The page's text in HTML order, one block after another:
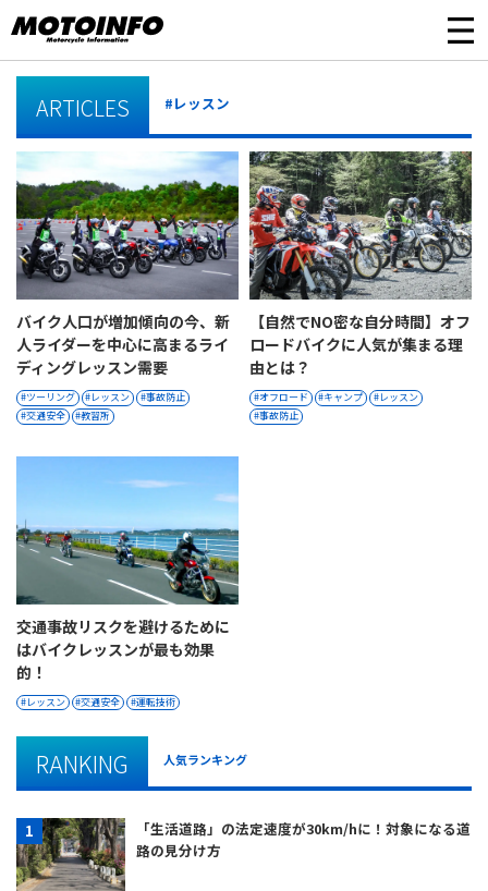
ARTICLES #レッスン
バイク人口が増加傾向の今、新
人ライダーを中心に高まるライ
ディングレッスン需要
ツーリング レッスン
事故防止
交通安全
教習所
【自然でNO密な自分時間】オフ
ロードバイクに人気が集まる理
由とは？
オフロード キャンプ
レッスン
事故防止
交通事故リスクを避けるために
はバイクレッスンが最も効果
的！
レッスン 交通安全 運転技術
RANKING 人気ランキング
「生活道路」の法定速度が30km/hに！対象になる道
路の見分け方